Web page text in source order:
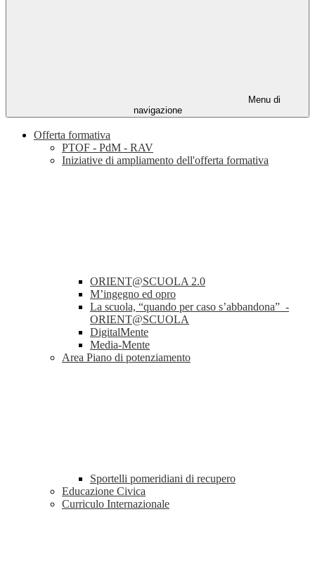
Menu di
navigazione
Offerta formativa
PTOF - PdM - RAV
Iniziative di ampliamento dell'offerta formativa
ORIENT@SCUOLA 2.0
M’ingegno ed opro
La scuola, “quando per caso s’abbandona” -
ORIENT@SCUOLA
DigitalMente
Media-Mente
Area Piano di potenziamento
Sportelli pomeridiani di recupero
Educazione Civica
Curriculo Internazionale